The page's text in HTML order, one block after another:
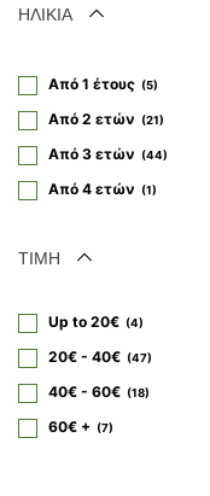
ΗΛΙΚΙΑ
Από 1 έτους 5
Από 2 ετών 21
Από 3 ετών 44
Από 4 ετών 1
ΤΙΜΗ
Up to 20€ 4
20€ - 40€ 47
40€ - 60€ 18
60€ + 7